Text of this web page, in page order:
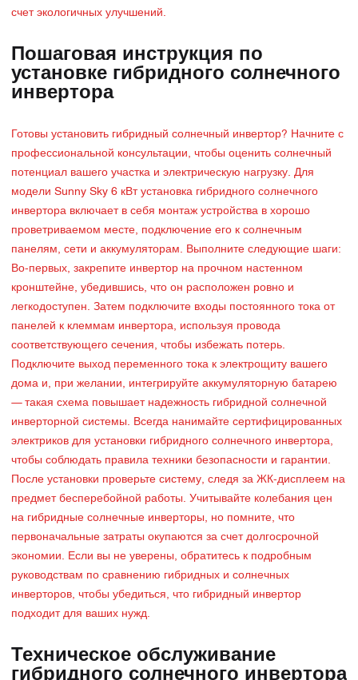
счет экологичных улучшений.
Пошаговая инструкция по
установке гибридного солнечного
инвертора
Готовы установить гибридный солнечный инвертор? Начните с
профессиональной консультации, чтобы оценить солнечный
потенциал вашего участка и электрическую нагрузку. Для
модели Sunny Sky 6 кВт установка гибридного солнечного
инвертора включает в себя монтаж устройства в хорошо
проветриваемом месте, подключение его к солнечным
панелям, сети и аккумуляторам. Выполните следующие шаги:
Во-первых, закрепите инвертор на прочном настенном
кронштейне, убедившись, что он расположен ровно и
легкодоступен. Затем подключите входы постоянного тока от
панелей к клеммам инвертора, используя провода
соответствующего сечения, чтобы избежать потерь.
Подключите выход переменного тока к электрощиту вашего
дома и, при желании, интегрируйте аккумуляторную батарею
— такая схема повышает надежность гибридной солнечной
инверторной системы. Всегда нанимайте сертифицированных
электриков для установки гибридного солнечного инвертора,
чтобы соблюдать правила техники безопасности и гарантии.
После установки проверьте систему, следя за ЖК-дисплеем на
предмет бесперебойной работы. Учитывайте колебания цен
на гибридные солнечные инверторы, но помните, что
первоначальные затраты окупаются за счет долгосрочной
экономии. Если вы не уверены, обратитесь к подробным
руководствам по сравнению гибридных и солнечных
инверторов, чтобы убедиться, что гибридный инвертор
подходит для ваших нужд.
Техническое обслуживание
гибридного солнечного инвертора